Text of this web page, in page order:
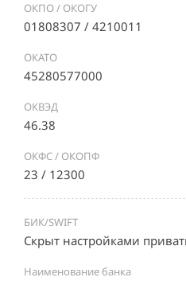
ОКПО / ОКОГУ
01808307 / 4210011
ОКАТО
45280577000
ОКВЭД
46.38
ОКФС / ОКОПФ
23 / 12300
БИК/SWIFT
Скрыт настройками
Наименование банка